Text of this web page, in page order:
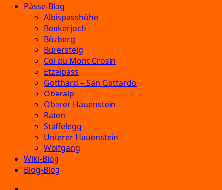
Pässe-Blog
Albispasshöhe
Benkerjoch
Bözberg
Bürersteig
Col du Mont Crosin
Etzelpass
Gotthard – San Gottardo
Oberalp
Oberer Hauenstein
Raten
Staffelegg
Unterer Hauenstein
Wolfgang
Wiki-Blog
Blog-Blog